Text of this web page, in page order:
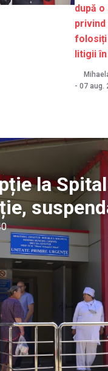
după
privind
litigii
- 07 aug.
la